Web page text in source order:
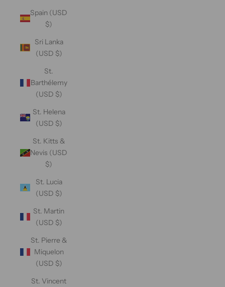
Spain (USD
$)
Sri Lanka
(USD $)
St.
Barthélemy
(USD $)
St. Helena
(USD $)
St. Kitts &
Nevis (USD
$)
St. Lucia
(USD $)
St. Martin
(USD $)
St. Pierre &
Miquelon
(USD $)
St. Vincent